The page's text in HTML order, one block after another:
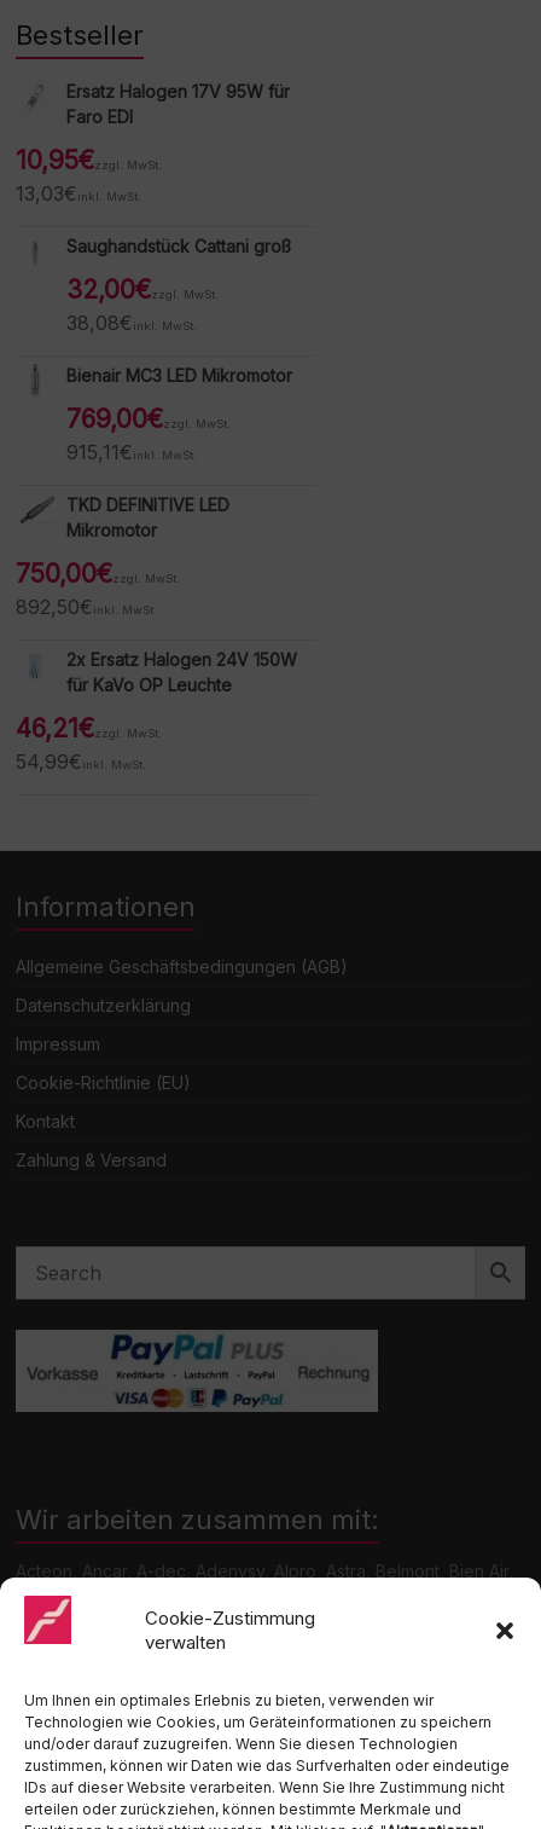
Cookie-Zustimmung
verwalten
Um Ihnen ein optimales Erlebnis zu bieten, verwenden wir
Technologien wie Cookies, um Geräteinformationen zu speichern
und/oder darauf zuzugreifen. Wenn Sie diesen Technologien
zustimmen, können wir Daten wie das Surfverhalten oder eindeutige
IDs auf dieser Website verarbeiten. Wenn Sie Ihre Zustimmung nicht
erteilen oder zurückziehen, können bestimmte Merkmale und
Bestseller
Ersatz Halogen 17V 95W für
Faro EDI
10,95€zzgl. MwSt.
13,03€ inkl. MwSt.
Saughandstück Cattani groß
32,00€zzgl. MwSt.
38,08€ inkl. MwSt.
Bienair MC3 LED Mikromotor
769,00€zzgl. MwSt.
915,11€ inkl. MwSt.
TKD DEFINITIVE LED
Mikromotor
750,00€zzgl. MwSt.
892,50€ inkl. MwSt.
2x Ersatz Halogen 24V 150W
für KaVo OP Leuchte
46,21€zzgl. MwSt.
54,99€ inkl. MwSt.
Informationen
Allgemeine Geschäftsbedingungen (AGB)
Datenschutzerklärung
Impressum
Cookie-Richtlinie (EU)
Kontakt
Zahlung & Versand
Wir arbeiten zusammen mit:
Acteon, Ancar, A-dec, Adenysy, Alpro, Astra, Belmont, Bien Air,
Cattani, Chirana, DCI, Dürr, ETI, Euronda, Faro, Gcomm, KaVo,
Medentex, Melag, Midmark, Metasys, MK-Dent, NSK, Ophardt
Hygiene, Ritter, Satelec, Scican, TKD, Velopex, u.v.m